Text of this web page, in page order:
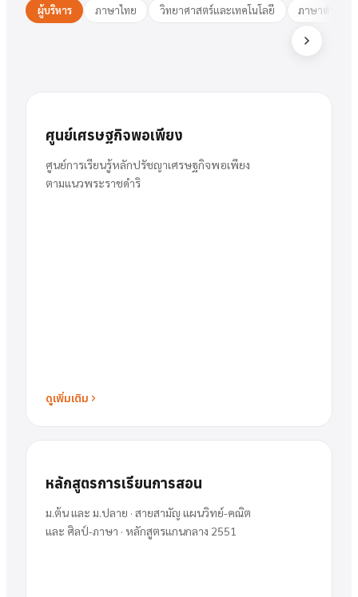
ผู้บริหาร ภาษาไทย วิทยาศาสตร์และเทคโนโลยี ภาษาต่างประ
นายสารัตน์ พวงเงิน
พวงเงิน
ผู้อำนวยการ
นางสาวชมพูนุท ศรีฟ้า
ศูนย์เศรษฐกิจพอเพียง
ศูนย์การเรียนรู้หลักปรัชญาเศรษฐกิจพอเพียง
ตามแนวพระราชดำริ
ดูเพิ่มเติม
หลักสูตรการเรียนการสอน
ม.ต้น และ ม.ปลาย · สายสามัญ แผนวิทย์-คณิต
และ ศิลป์-ภาษา · หลักสูตรแกนกลาง 2551